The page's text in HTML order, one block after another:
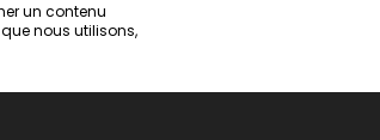
un contenu
nous utilisons,